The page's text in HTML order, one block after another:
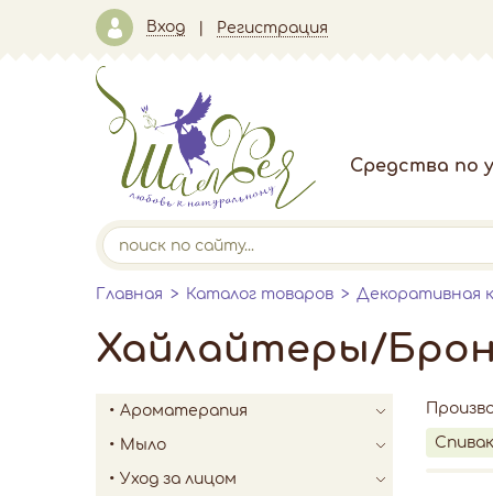
Вход Регистрация
Средства по
Главная Каталог товаров Декоративная
Хайлайтеры/
Ароматерапия
Мыло
Уход за лицом